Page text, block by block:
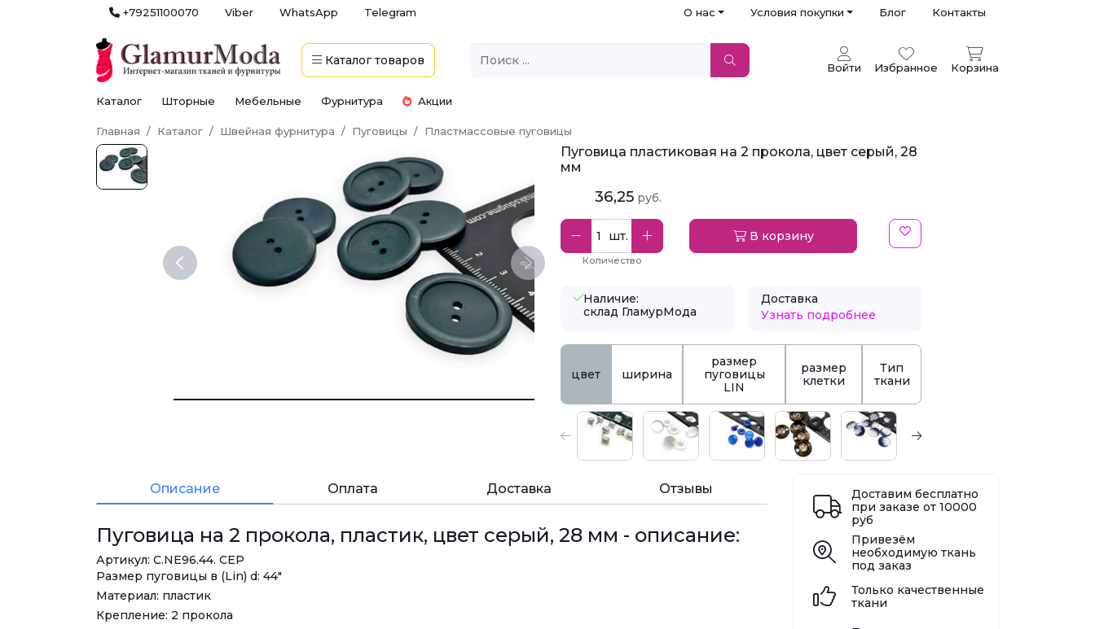
+79251100070 Viber WhatsApp Telegram О нас Условия покупки Блог Контакты
Каталог товаров Войти Избранное Корзина
Каталог Шторные Мебельные Фурнитура Акции
Главная Каталог Швейная фурнитура Пуговицы Пластмассовые пуговицы
Previous Next
Пуговица пластиковая на 2 прокола, цвет серый, 28
мм
36,25 руб.
шт.
Количество
В корзину
Наличие:
склад ГламурМода
Доставка
Узнать подробнее
цвет ширина
размер
пуговицы
LIN
размер
клетки
Тип
ткани
Описание Оплата Доставка Отзывы
Пуговица на 2 прокола, пластик, цвет серый, 28 мм - описание:
Артикул: C.NE96.44. СЕР
Размер пуговицы в (Lin) d: 44"
Материал: пластик
Крепление: 2 прокола
Доставим бесплатно
при заказе от 10000
руб
Привезём
необходимую ткань
под заказ
Только качественные
ткани